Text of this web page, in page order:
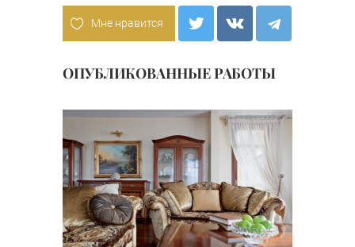
Мне нравится
ОПУБЛИКОВАННЫЕ РАБОТЫ